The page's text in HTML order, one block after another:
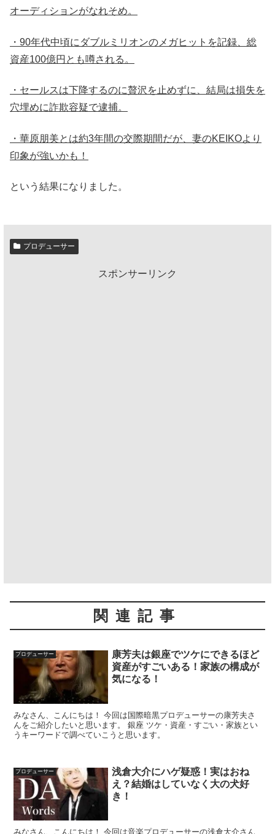
オーディションがなれそめ。
・90年代中頃にダブルミリオンのメガヒットを記録、総
資産100億円とも噂される。
・セールスは下降するのに贅沢を止めずに、結局は損失を
穴埋めに詐欺容疑で逮捕。
・華原朋美とは約3年間の交際期間だが、妻のKEIKOより
印象が強いかも！
という結果になりました。
プロデューサー
スポンサーリンク
関連記事
プロデューサー
康芳夫は銀座でツケにできるほど
資産がすごいある！家族の構成が
気になる！
みなさん、こんにちは！ 今回は国際暗黒プロデューサーの康芳夫さ
んをご紹介したいと思います。 銀座 ツケ・資産・すごい・家族とい
うキーワードで調べていこうと思います。
プロデューサー
浅倉大介にハゲ疑惑！実はおね
え？結婚はしていなく大の犬好
き！
みなさん、こんにちは！ 今回は音楽プロデューサーの浅倉大介さん